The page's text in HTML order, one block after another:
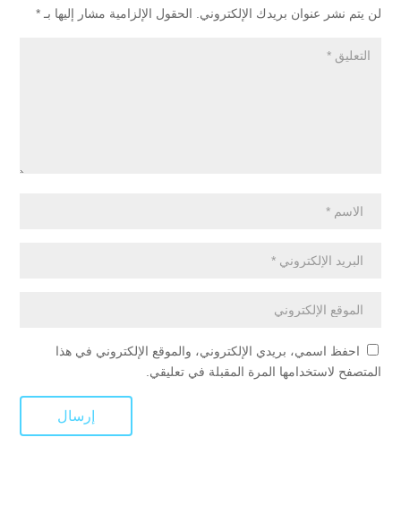
لن يتم نشر عنوان بريدك الإلكتروني. الحقول الإلزامية مشار إليها بـ *
احفظ اسمي، بريدي الإلكتروني، والموقع الإلكتروني في هذا
المتصفح لاستخدامها المرة المقبلة في تعليقي.